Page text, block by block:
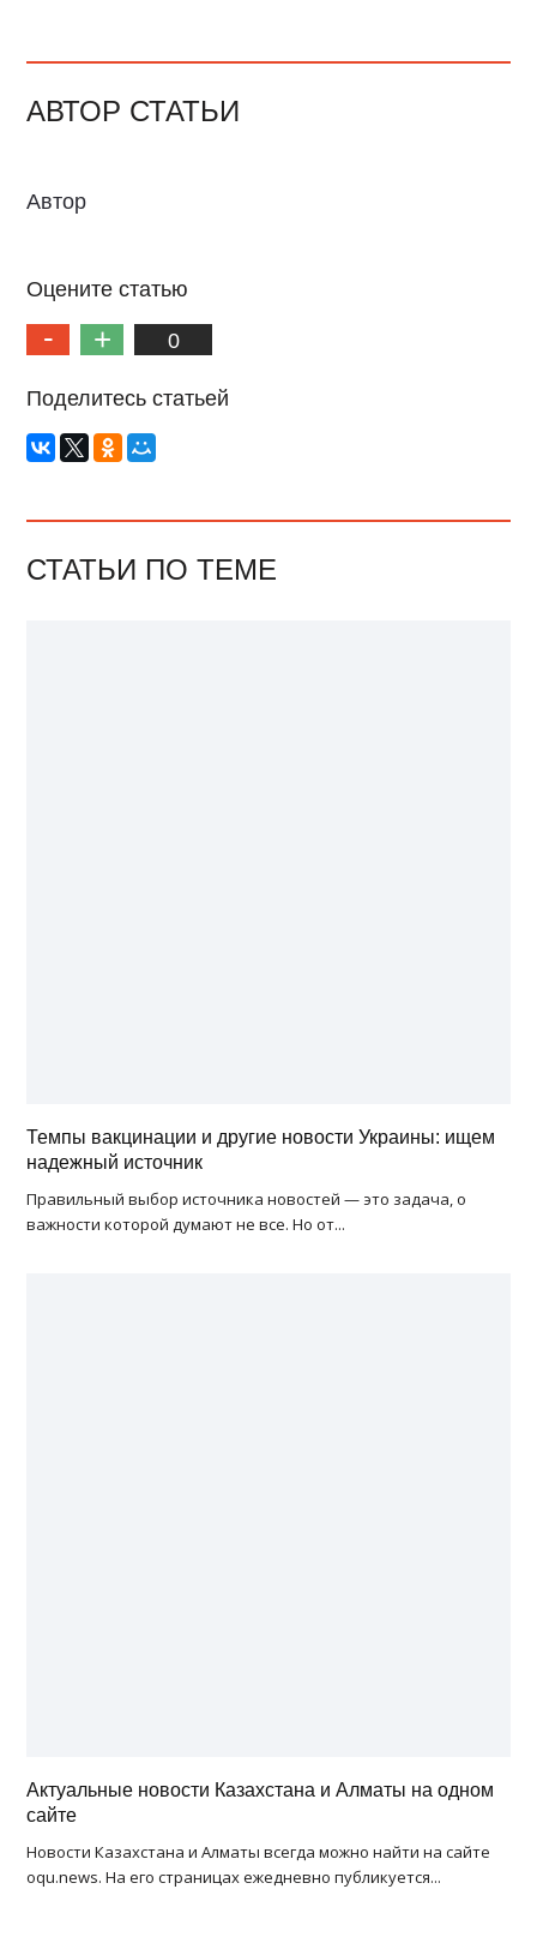
АВТОР СТАТЬИ
Автор
Оцените статью
0
Поделитесь статьей
СТАТЬИ ПО ТЕМЕ
Темпы вакцинации и другие новости Украины: ищем
надежный источник
Правильный выбор источника новостей — это задача, о
важности которой думают не все. Но от...
Актуальные новости Казахстана и Алматы на одном
сайте
Новости Казахстана и Алматы всегда можно найти на сайте
oqu.news. На его страницах ежедневно публикуется...